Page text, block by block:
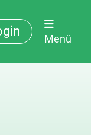
Menü